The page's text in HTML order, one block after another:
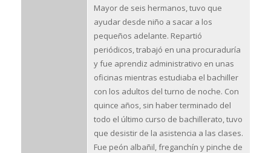
Mayor de seis hermanos, tuvo que
ayudar desde niño a sacar a los
pequeños adelante. Repartió
periódicos, trabajó en una procuraduría
y fue aprendiz administrativo en unas
oficinas mientras estudiaba el bachiller
con los adultos del turno de noche. Con
quince años, sin haber terminado del
todo el último curso de bachillerato, tuvo
que desistir de la asistencia a las clases.
Fue peón albañil, freganchín y pinche de